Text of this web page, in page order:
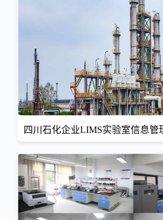
四川石化企业LIMS实验室信息管